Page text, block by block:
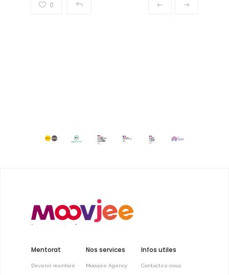
0
Mentorat
Devenir mentoré
Nos services
Moovjee Agency
Infos utiles
Contactez-nous